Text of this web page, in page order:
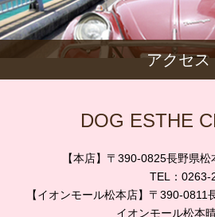
アクセス
DOG ESTHE
【本店】〒390-0825長野県
TEL：0263-
【イオンモール松本店】〒390-0811
イオンモール松本